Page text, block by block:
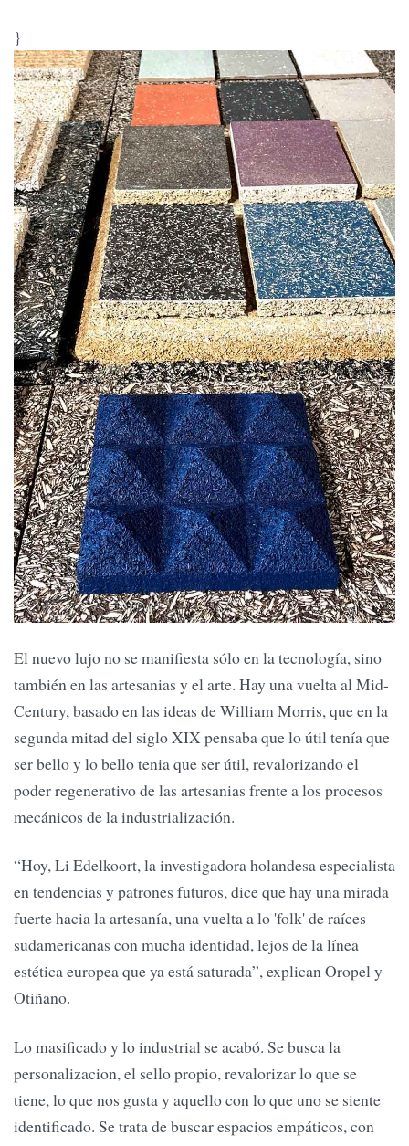
}
El nuevo lujo no se manifiesta sólo en la tecnología, sino
también en las artesanias y el arte. Hay una vuelta al Mid-
Century, basado en las ideas de William Morris, que en la
segunda mitad del siglo XIX pensaba que lo útil tenía que
ser bello y lo bello tenia que ser útil, revalorizando el
poder regenerativo de las artesanias frente a los procesos
mecánicos de la industrialización.
“Hoy, Li Edelkoort, la investigadora holandesa especialista
en tendencias y patrones futuros, dice que hay una mirada
fuerte hacia la artesanía, una vuelta a lo 'folk' de raíces
sudamericanas con mucha identidad, lejos de la línea
estética europea que ya está saturada”, explican Oropel y
Otiñano.
Lo masificado y lo industrial se acabó. Se busca la
personalizacion, el sello propio, revalorizar lo que se
tiene, lo que nos gusta y aquello con lo que uno se siente
identificado. Se trata de buscar espacios empáticos, con